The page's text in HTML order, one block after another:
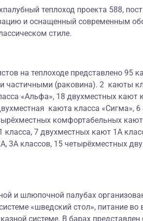
теплоход проекта 588,
и оснащенный современным
стиле.
на теплоходе представлено 95
частичными (раковина). 2 каюты
«Альфа», 18 двухместных кают
каюта класса «Сигма»,
комфортабельных
7 двухместных кают 1А
3А классов, 15 четырёхместных
и шлюпочной палубах
«шведский стол», питание
системе. В барах